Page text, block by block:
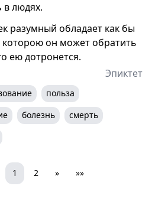
в людях.
разумный обладает как бы
он может обратить
ею дотронется.
Эпиктет
польза
болезнь
смерть
1 2 » »»